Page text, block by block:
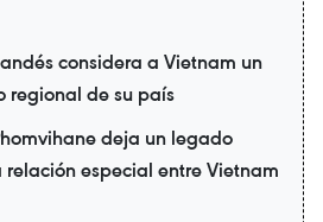
considera a Vietnam un
regional de su país
deja un legado
especial entre Vietnam